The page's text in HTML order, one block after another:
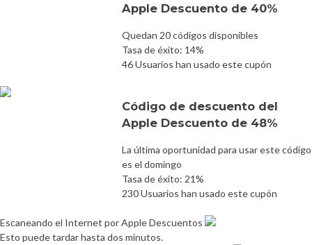
Apple Descuento de 40%
Quedan 20 códigos disponibles
Tasa de éxito: 14%
46 Usuarios han usado este cupón
Código de descuento del
Apple Descuento de 48%
La última oportunidad para usar este código
es el domingo
Tasa de éxito: 21%
230 Usuarios han usado este cupón
Escaneando el Internet por Apple Descuentos
Esto puede tardar hasta dos minutos.